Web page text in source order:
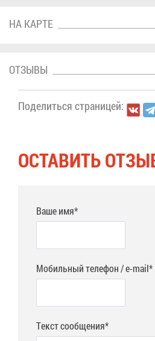
НА КАР­ТЕ
ОТ­ЗЫ­ВЫ
По­де­лить­ся стра­ни­цей:
ОСТА­ВИТЬ
Ваше имя*
Мобильный телефон / e-mail*
Текст сообщения*